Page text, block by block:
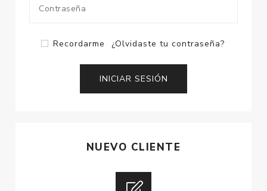
Recordarme ¿Olvidaste tu contraseña?
NUEVO CLIENTE